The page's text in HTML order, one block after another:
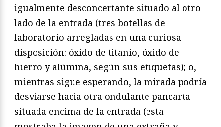
igualmente desconcertante situado al otro
lado de la entrada (tres botellas de
laboratorio arregladas en una curiosa
disposición: óxido de titanio, óxido de
hierro y alúmina, según sus etiquetas); o,
mientras sigue esperando, la mirada podría
desviarse hacia otra ondulante pancarta
situada encima de la entrada (esta